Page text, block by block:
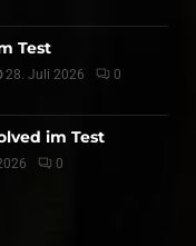
Test
28. Juli 2026 0
im Test
0